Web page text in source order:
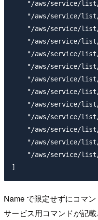
"/aws/service/
"/aws/service/
"/aws/service/
"/aws/service/
"/aws/service/
"/aws/service/
"/aws/service/
"/aws/service/
"/aws/service/
"/aws/service/
"/aws/service/
"/aws/service/
"/aws/service/
Name で限定せずにコマ
サービス用コマンドが記載